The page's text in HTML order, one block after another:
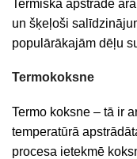
Termiskā apstrādē
un šķeļoši
populārākajām dēļu
Termokoksne
Termo koksne – tā ir
temperatūrā
procesa ietekmē